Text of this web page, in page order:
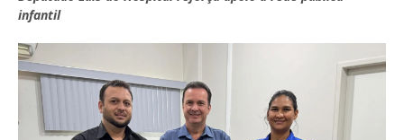
infantil